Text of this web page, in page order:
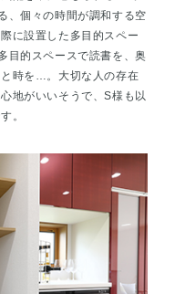
、個々の時間が調和する空
に設置した多目的スペー
目的スペースで読書を、奥
時を…。大切な人の存在
地がいいそうで、S様も以
。